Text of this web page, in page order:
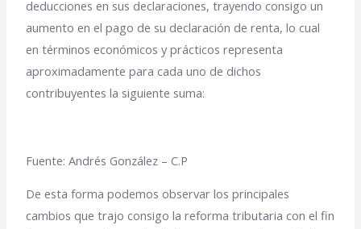
deducciones en sus declaraciones, trayendo consigo un
aumento en el pago de su declaración de renta, lo cual
en términos económicos y prácticos representa
aproximadamente para cada uno de dichos
contribuyentes la siguiente suma:
Fuente: Andrés González – C.P
De esta forma podemos observar los principales
cambios que trajo consigo la reforma tributaria con el fin